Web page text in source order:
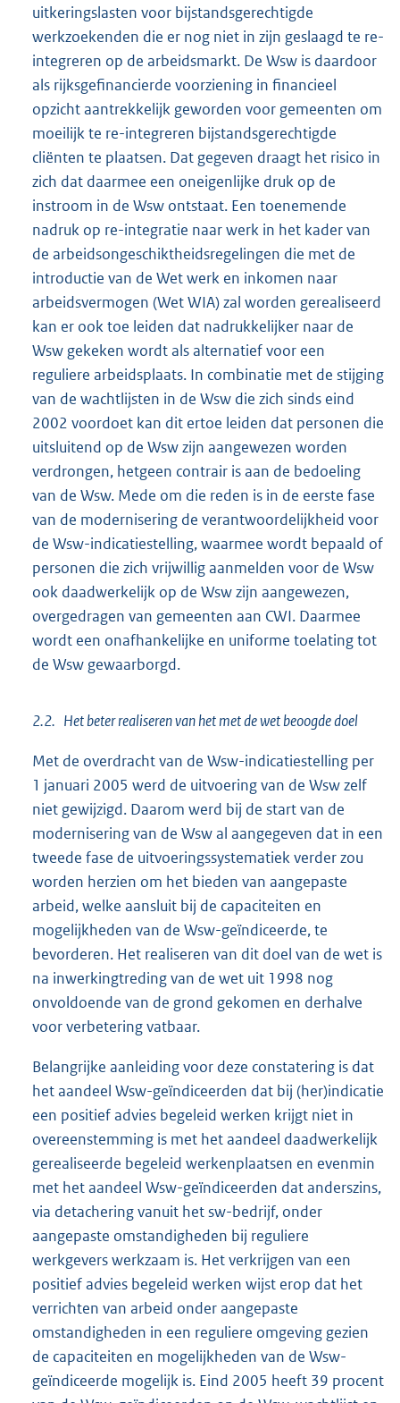
uitkeringslasten voor bijstandsgerechtigde
werkzoekenden die er nog niet in zijn geslaagd te re-
integreren op de arbeidsmarkt. De Wsw is daardoor
als rijksgefinancierde voorziening in financieel
opzicht aantrekkelijk geworden voor gemeenten om
moeilijk te re-integreren bijstandsgerechtigde
cliënten te plaatsen. Dat gegeven draagt het risico in
zich dat daarmee een oneigenlijke druk op de
instroom in de Wsw ontstaat. Een toenemende
nadruk op re-integratie naar werk in het kader van
de arbeidsongeschiktheidsregelingen die met de
introductie van de Wet werk en inkomen naar
arbeidsvermogen (Wet WIA) zal worden gerealiseerd
kan er ook toe leiden dat nadrukkelijker naar de
Wsw gekeken wordt als alternatief voor een
reguliere arbeidsplaats. In combinatie met de stijging
van de wachtlijsten in de Wsw die zich sinds eind
2002 voordoet kan dit ertoe leiden dat personen die
uitsluitend op de Wsw zijn aangewezen worden
verdrongen, hetgeen contrair is aan de bedoeling
van de Wsw. Mede om die reden is in de eerste fase
van de modernisering de verantwoordelijkheid voor
de Wsw-indicatiestelling, waarmee wordt bepaald of
personen die zich vrijwillig aanmelden voor de Wsw
ook daadwerkelijk op de Wsw zijn aangewezen,
overgedragen van gemeenten aan CWI. Daarmee
wordt een onafhankelijke en uniforme toelating tot
de Wsw gewaarborgd.
2.2. Het beter realiseren van het met de wet beoogde doel
Met de overdracht van de Wsw-indicatiestelling per
1 januari 2005 werd de uitvoering van de Wsw zelf
niet gewijzigd. Daarom werd bij de start van de
modernisering van de Wsw al aangegeven dat in een
tweede fase de uitvoeringssystematiek verder zou
worden herzien om het bieden van aangepaste
arbeid, welke aansluit bij de capaciteiten en
mogelijkheden van de Wsw-geïndiceerde, te
bevorderen. Het realiseren van dit doel van de wet is
na inwerkingtreding van de wet uit 1998 nog
onvoldoende van de grond gekomen en derhalve
voor verbetering vatbaar.
Belangrijke aanleiding voor deze constatering is dat
het aandeel Wsw-geïndiceerden dat bij (her)indicatie
een positief advies begeleid werken krijgt niet in
overeenstemming is met het aandeel daadwerkelijk
gerealiseerde begeleid werkenplaatsen en evenmin
met het aandeel Wsw-geïndiceerden dat anderszins,
via detachering vanuit het sw-bedrijf, onder
aangepaste omstandigheden bij reguliere
werkgevers werkzaam is. Het verkrijgen van een
positief advies begeleid werken wijst erop dat het
verrichten van arbeid onder aangepaste
omstandigheden in een reguliere omgeving gezien
de capaciteiten en mogelijkheden van de Wsw-
geïndiceerde mogelijk is. Eind 2005 heeft 39 procent